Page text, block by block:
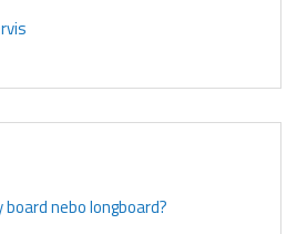
nebo longboard?